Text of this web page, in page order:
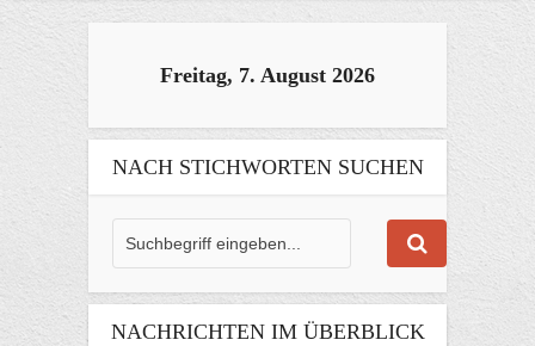
Freitag, 7. August 2026
NACH STICHWORTEN SUCHEN
NACHRICHTEN IM ÜBERBLICK